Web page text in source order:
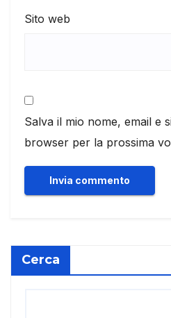
Sito web
Salva il mio nome, email e
browser per la prossima
Cerca